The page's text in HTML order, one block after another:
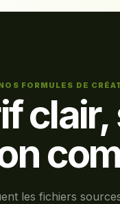
FORMULES DE
les fichiers